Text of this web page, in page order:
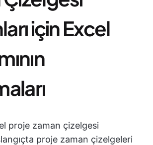
için Excel
proje zaman çizelgesi
proje zaman çizelgeleri